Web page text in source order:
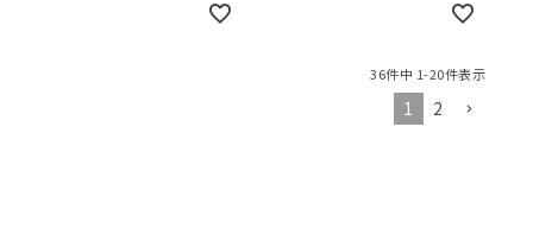
36件中 1-20件表示
1 2